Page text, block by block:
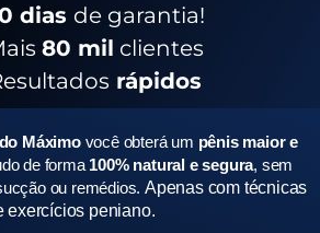
dias de garantia!
80 mil clientes
rápidos
Máximo você obterá um pênis maior e
de forma 100% natural e segura, sem
ou remédios.Apenas com técnicas
exercícios peniano.